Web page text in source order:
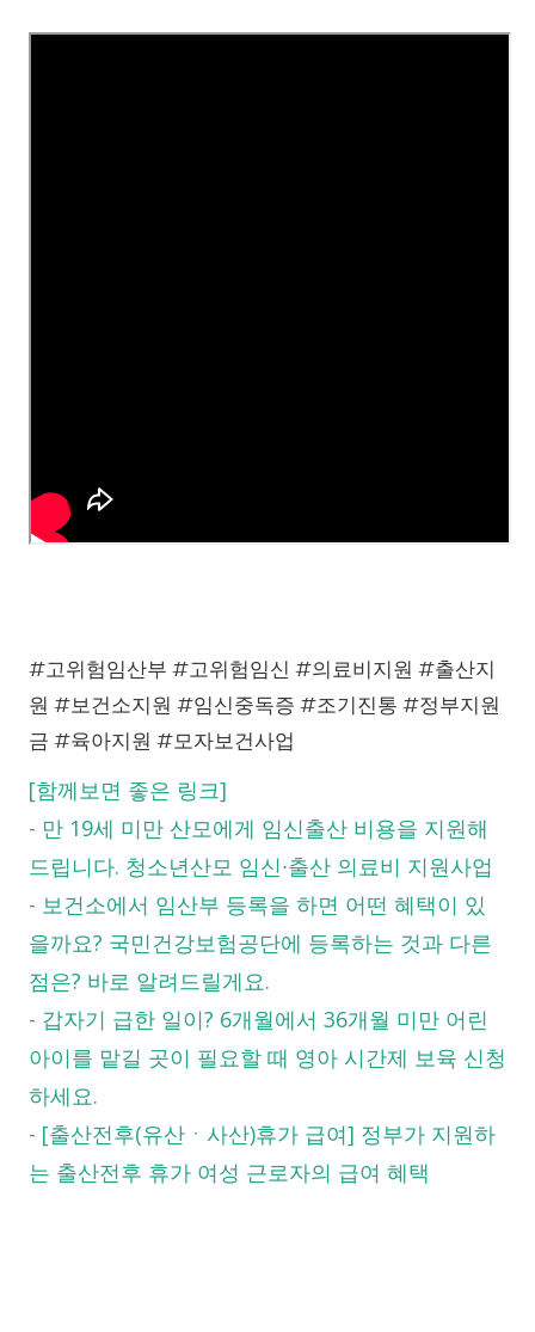
#고위험임산부 #고위험임신 #의료비지원 #출산지
원 #보건소지원 #임신중독증 #조기진통 #정부지원
금 #육아지원 #모자보건사업
[함께보면 좋은 링크]
- 만 19세 미만 산모에게 임신출산 비용을 지원해
드립니다. 청소년산모 임신∙출산 의료비 지원사업
- 보건소에서 임산부 등록을 하면 어떤 혜택이 있
을까요? 국민건강보험공단에 등록하는 것과 다른
점은? 바로 알려드릴게요.
- 갑자기 급한 일이? 6개월에서 36개월 미만 어린
아이를 맡길 곳이 필요할 때 영아 시간제 보육 신청
하세요.
- [출산전후(유산ㆍ사산)휴가 급여] 정부가 지원하
는 출산전후 휴가 여성 근로자의 급여 혜택